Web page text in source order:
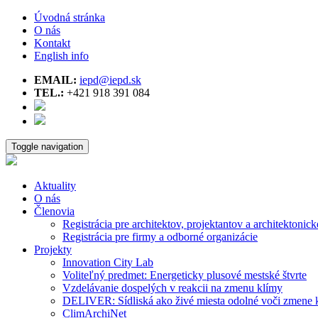
Úvodná stránka
O nás
Kontakt
English info
EMAIL: iepd@iepd.sk
TEL.: +421 918 391 084
Toggle navigation
Aktuality
O nás
Členovia
Registrácia pre architektov, projektantov a
Registrácia pre firmy a odborné organizácie
Projekty
Innovation City Lab
Voliteľný predmet: Energeticky plusové mestské štvrte
Vzdelávanie dospelých v reakcii na zmenu klímy
DELIVER: Sídliská ako živé miesta odolné voči zmene
ClimArchiNet